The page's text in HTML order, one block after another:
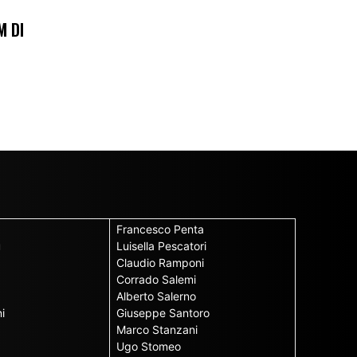
DI
Francesco Penta
Luisella Pescatori
Claudio Ramponi
Corrado Salemi
Alberto Salerno
Giuseppe Santoro
Marco Stanzani
Ugo Stomeo